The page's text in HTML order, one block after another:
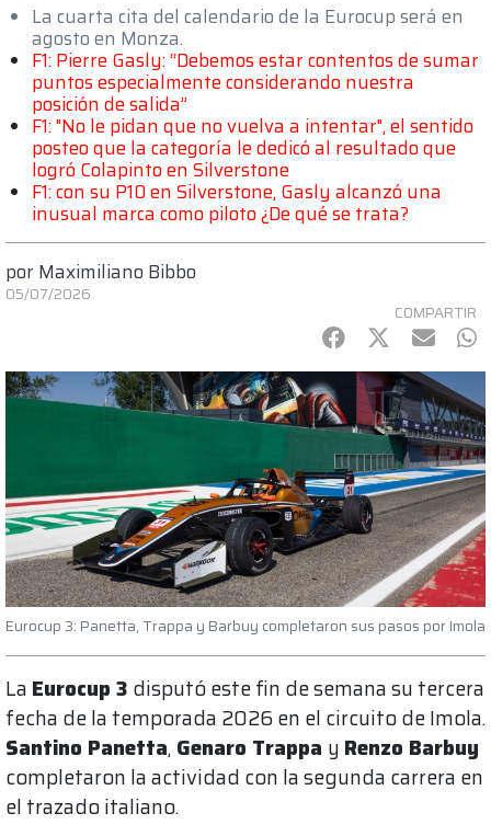
La cuarta cita del calendario de la Eurocup será en
agosto en Monza.
F1: Pierre Gasly: “Debemos estar contentos de sumar
puntos especialmente considerando nuestra
posición de salida”
F1: "No le pidan que no vuelva a intentar", el sentido
posteo que la categoría le dedicó al resultado que
logró Colapinto en Silverstone
F1: con su P10 en Silverstone, Gasly alcanzó una
inusual marca como piloto ¿De qué se trata?
por Maximiliano Bibbo
05/07/2026
COMPARTIR
Facebook
Twitter
mail
Eurocup 3: Panetta, Trappa y Barbuy completaron sus pasos por Imola
La Eurocup 3 disputó este fin de semana su tercera
fecha de la temporada 2026 en el circuito de Imola.
Santino Panetta, Genaro Trappa y Renzo Barbuy
completaron la actividad con la segunda carrera en
el trazado italiano.